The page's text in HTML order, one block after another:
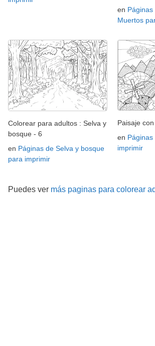
en
Muertos
Colorear para adultos : Selva y
bosque - 6
en Páginas de Selva y bosque
para imprimir
Paisaje
en
imprimir
Puedes ver más paginas para colorear